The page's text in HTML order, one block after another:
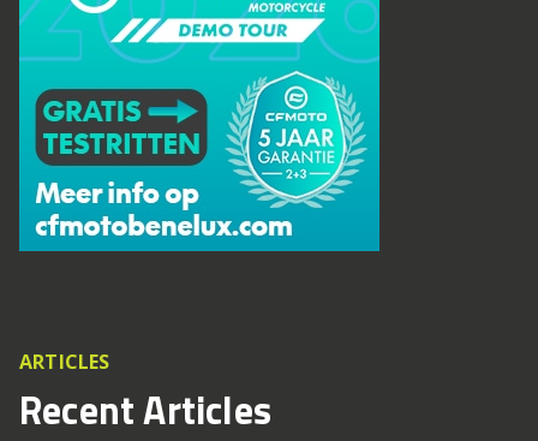
ARTICLES
Recent Articles